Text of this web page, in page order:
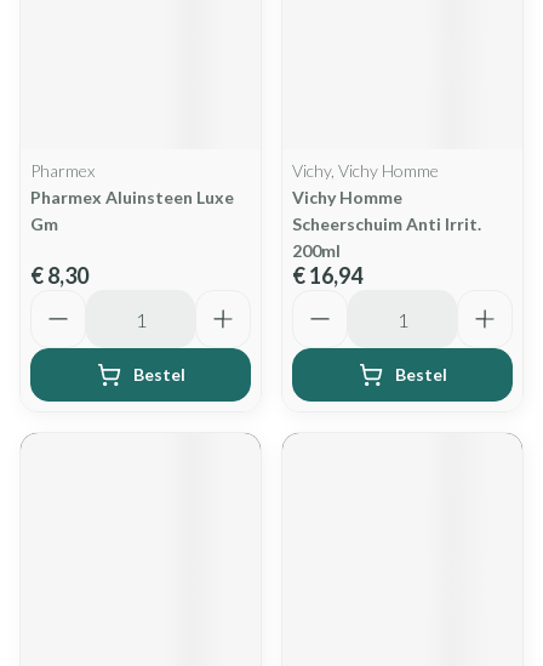
Pharmex
Pharmex Aluinsteen Luxe
Gm
€ 8,30
Bestel
Vichy, Vichy Homme
Vichy Homme
Scheerschuim Anti Irrit.
200ml
€ 16,94
Bestel